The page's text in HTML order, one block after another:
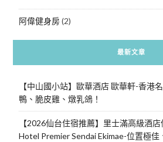
阿偉健身房(2)
最新文章
【中山國小站】歐華酒店 歐華軒-香港
鴨、脆皮雞、燉乳鴿！
【2026仙台住宿推薦】里士滿高級酒
Hotel Premier Sendai Ekimae-位置極佳